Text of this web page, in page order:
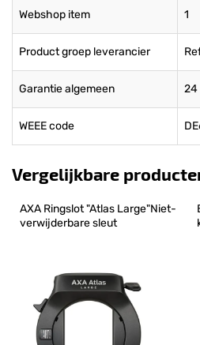
Webshop item 1
Product groep leverancier
Garantie algemeen 24
WEEE code
Vergelijkbare
AXA Ringslot "Atlas Large"Niet-
verwijderbare sleut